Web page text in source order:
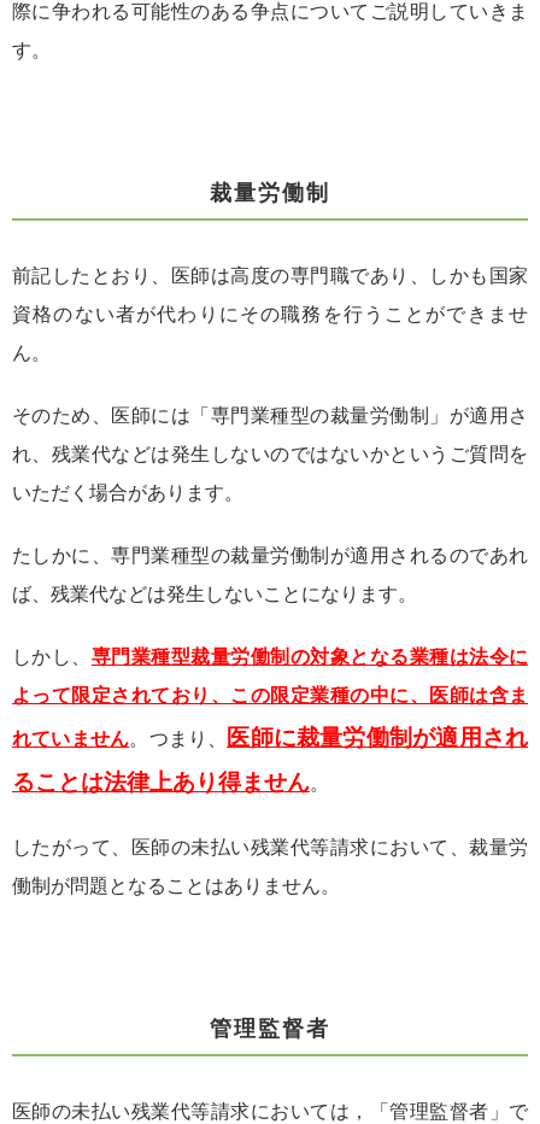
際に争われる可能性のある争点についてご説明していきま
す。
裁量労働制
前記したとおり、医師は高度の専門職であり、しかも国家
資格のない者が代わりにその職務を行うことができませ
ん。
そのため、医師には「専門業種型の裁量労働制」が適用さ
れ、残業代などは発生しないのではないかというご質問を
いただく場合があります。
たしかに、専門業種型の裁量労働制が適用されるのであれ
ば、残業代などは発生しないことになります。
しかし、 専門業種型裁量労働制の対象となる業種は法令に
よって限定されており、この限定業種の中に、医師は含ま
れていません。つまり、
医師に裁量労働制が適用され
ることは法律上あり得ません。
したがって、医師の未払い残業代等請求において、裁量労
働制が問題となることはありません。
管理監督者
医師の未払い残業代等請求においては，「管理監督者」で